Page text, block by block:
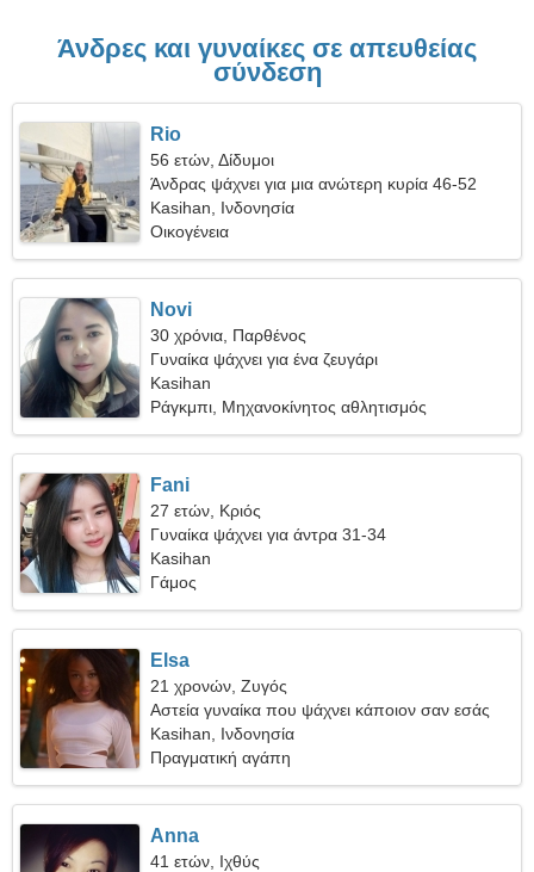
Άνδρες και γυναίκες σε απευθείας
σύνδεση
Rio
56 ετών, Δίδυμοι
Άνδρας ψάχνει για μια ανώτερη κυρία 46-52
Kasihan, Ινδονησία
Οικογένεια
Novi
30 χρόνια, Παρθένος
Γυναίκα ψάχνει για ένα ζευγάρι
Kasihan
Ράγκμπι, Μηχανοκίνητος αθλητισμός
Fani
27 ετών, Κριός
Γυναίκα ψάχνει για άντρα 31-34
Kasihan
Γάμος
Elsa
21 χρονών, Ζυγός
Αστεία γυναίκα που ψάχνει κάποιον σαν εσάς
Kasihan, Ινδονησία
Πραγματική αγάπη
Anna
41 ετών, Ιχθύς